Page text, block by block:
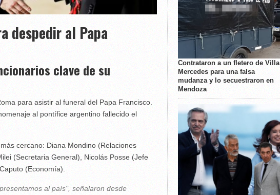
despedir al Papa
clave de su
para asistir al funeral del Papa Francisco.
al pontífice argentino fallecido el
cercano: Diana Mondino (Relaciones
(Secretaria General), Nicolás Posse (Jefe
(Economía).
al país", señalaron desde
Contrataron a un fletero de Villa
Mercedes para una falsa
mudanza y lo secuestraron en
Mendoza